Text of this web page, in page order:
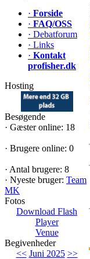
· Forside
· FAQ/OSS
· Debatforum
· Links
· Kontakt
profisher.dk
Hosting
Besøgende
· Gæster online: 18
· Brugere online: 0
· Antal brugere: 8
· Nyeste bruger: Team
MK
Fotos
Download Flash
Player
Venue
Begivenheder
<< Juni 2025 >>